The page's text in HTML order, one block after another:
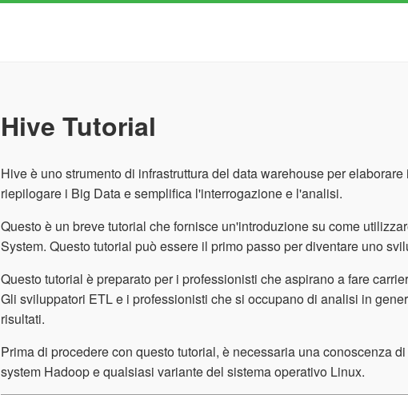
Hive Tutorial
Hive è uno strumento di infrastruttura del data warehouse per
riepilogare i Big Data e semplifica l'interrogazione e l'analisi.
Questo è un breve tutorial che fornisce un'introduzione su come
System. Questo tutorial può essere il primo passo per diventare uno
Questo tutorial è preparato per i professionisti che aspirano a fare
Gli sviluppatori ETL e i professionisti che si occupano di analisi in
risultati.
Prima di procedere con questo tutorial, è necessaria una conoscenza
system Hadoop e qualsiasi variante del sistema operativo Linux.